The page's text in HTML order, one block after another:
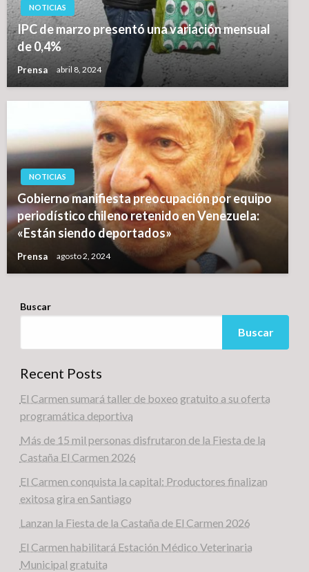
NOTICIAS
IPC de marzo presentó una variación mensual
de 0,4%
Prensa abril 8, 2024
NOTICIAS
Gobierno manifiesta preocupación por equipo
periodístico chileno retenido en Venezuela:
«Están siendo deportados»
Prensa agosto 2, 2024
Buscar
Buscar
Recent Posts
El Carmen sumará taller de boxeo gratuito a su oferta
programática deportiva
Más de 15 mil personas disfrutaron de la Fiesta de la
Castaña El Carmen 2026
El Carmen conquista la capital: Productores finalizan
exitosa gira en Santiago
Lanzan la Fiesta de la Castaña de El Carmen 2026
El Carmen habilitará Estación Médico Veterinaria
Municipal gratuita